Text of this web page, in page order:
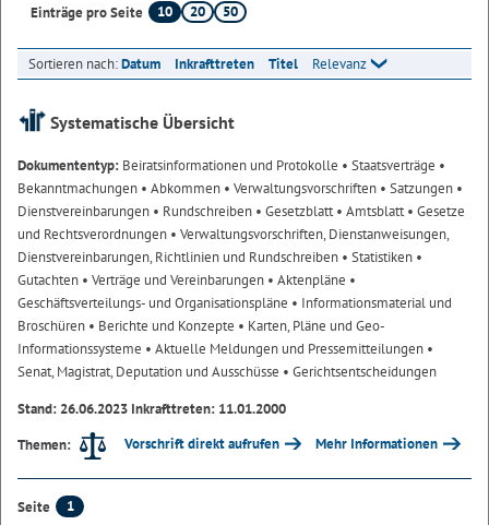
Einträge pro Seite
10 20 50
Sortieren nach:Datum Inkrafttreten Titel Relevanz
Systematische Übersicht
Dokumententyp: Beiratsinformationen und Protokolle • Staatsverträge •
Bekanntmachungen • Abkommen • Verwaltungsvorschriften • Satzungen •
Dienstvereinbarungen • Rundschreiben • Gesetzblatt• Amtsblatt• Gesetze
und Rechtsverordnungen • Verwaltungsvorschriften, Dienstanweisungen,
Dienstvereinbarungen, Richtlinien und Rundschreiben • Statistiken •
Gutachten • Verträge und Vereinbarungen • Aktenpläne •
Geschäftsverteilungs- und Organisationspläne • Informationsmaterial und
Broschüren • Berichte und Konzepte • Karten, Pläne und Geo-
Informationssysteme • Aktuelle Meldungen und Pressemitteilungen •
Senat, Magistrat, Deputation und Ausschüsse • Gerichtsentscheidungen
Stand: 26.06.2023 Inkrafttreten: 11.01.2000
Themen:
Vorschrift direkt aufrufen Mehr Informationen
Seite
1